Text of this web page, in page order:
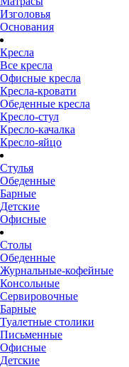
Изголовья
Основания
Кресла
Все кресла
Офисные кресла
Кресла-кровати
Обеденные кресла
Кресло-стул
Кресло-качалка
Кресло-яйцо
Стулья
Обеденные
Барные
Детские
Офисные
Столы
Обеденные
Журнальные-кофейные
Консольные
Сервировочные
Барные
Туалетные столики
Письменные
Офисные
Детские